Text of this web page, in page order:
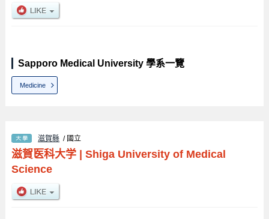
Sapporo Medical University 學系一覽
Medicine
滋賀縣 / 國立
滋賀医科大学| Shiga University of Medical
Science